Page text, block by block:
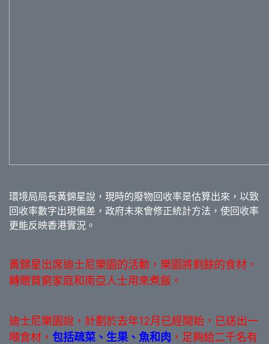
環境局局長黃錦星說，現時的廢物回收率是估算出來，以致
回收率數字出現偏差，政府未來會修正統計方法，使回收率
更能反映香港實況。
黃錦星出席迪士尼樂園的活動，樂園將剩餘的食材，
轉贈貧窮家庭和南亞人士用來煮飯。
迪士尼樂園說，計劃於去年12月已經開始，已送出一
噸食材， 包括疏菜、生果、魚和肉 ，足夠給二千名有